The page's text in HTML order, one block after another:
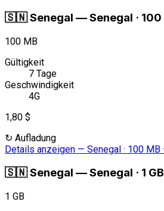
🇸🇳Senegal —Senegal ·
100 MB
Gültigkeit
7 Tage
Geschwindigkeit
4G
1,80 $
↻ Aufladung
Details anzeigen — Senegal · 100 MB
🇸🇳Senegal —Senegal · 1
1 GB